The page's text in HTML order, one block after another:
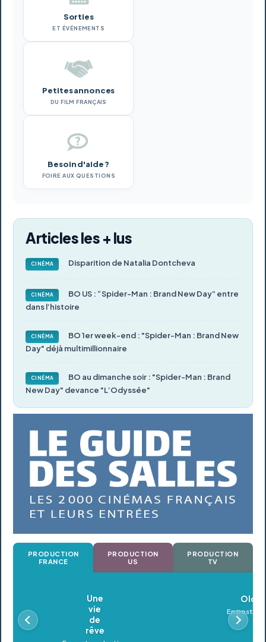
Sorties
ET ÉVÉNEMENTS
Petites annonces
DU FILM FRANÇAIS
Besoin d'aide ?
FOIRE AUX QUESTIONS
Articles les + lus
CINÉMA Disparition de Natalia Dontcheva
CINÉMA
BO US : “Spider-Man : Brand New Day” entre
dans l’histoire
CINÉMA
BO 1er week-end : "Spider-Man : Brand New
Day" déjà multimillionnaire
CINÉMA
BO au dimanche soir : "Spider-Man : Brand
New Day" devance "L’Odyssée"
PRODUCTION
FRANCE
PRODUCTION
US
PRODUCTION
TV
Oldeupe
En postproduction